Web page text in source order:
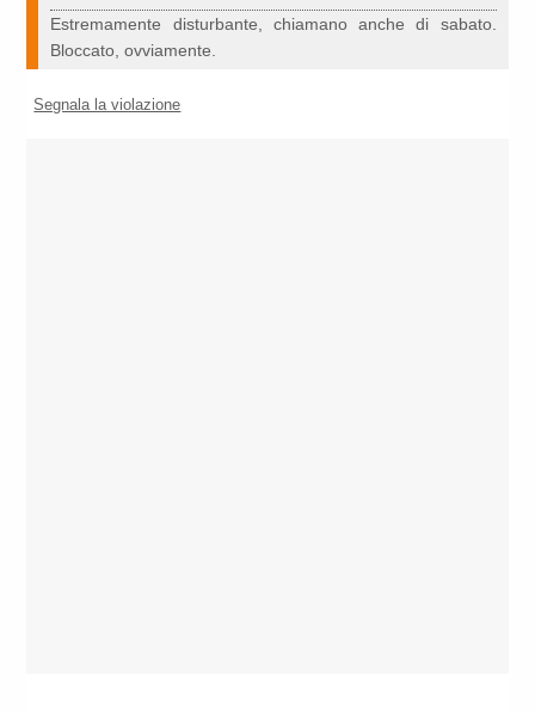
Estremamente disturbante, chiamano anche di sabato.
Bloccato, ovviamente.
Segnala la violazione